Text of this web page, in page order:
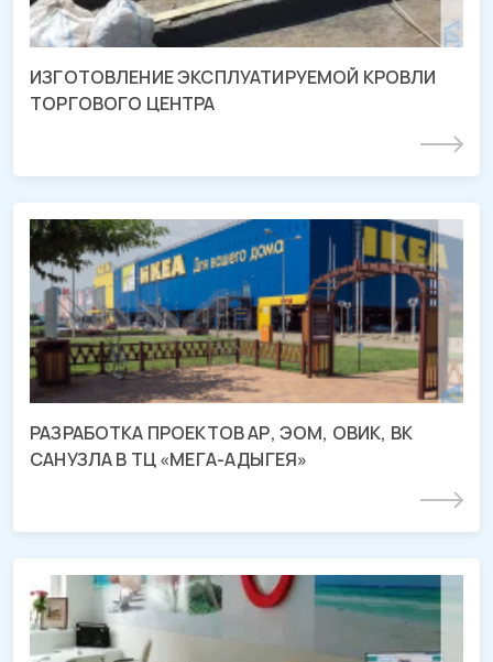
ИЗГОТОВЛЕНИЕ ЭКСПЛУАТИРУЕМОЙ КРОВЛИ
ТОРГОВОГО ЦЕНТРА
Подробнее
РАЗРАБОТКА ПРОЕКТОВ АР, ЭОМ, ОВИК, ВК
САНУЗЛА В ТЦ «МЕГА-АДЫГЕЯ»
Проектирование ТЦ «МЕГА-АДЫГЕЯ»
ТРЦ «МЕГА Адыгея-Кубань», Республика Адыгея
Подробнее
СМР туристического агентства «TUI
STORE»